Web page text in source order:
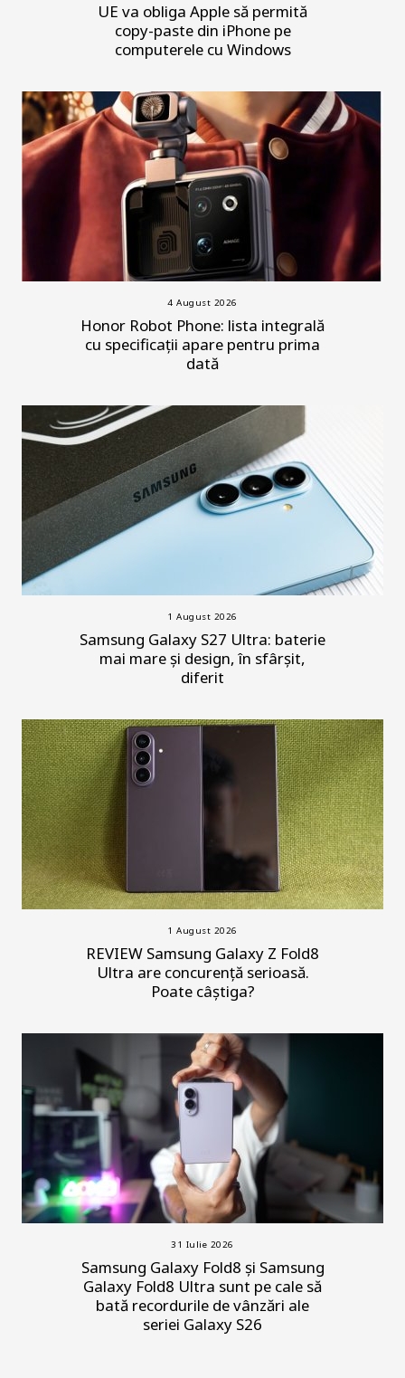
UE va obliga Apple să permită
copy-paste din iPhone pe
computerele cu Windows
4 August 2026
Honor Robot Phone: lista integrală
cu specificații apare pentru prima
dată
1 August 2026
Samsung Galaxy S27 Ultra: baterie
mai mare și design, în sfârșit,
diferit
1 August 2026
REVIEW Samsung Galaxy Z Fold8
Ultra are concurență serioasă.
Poate câștiga?
31 Iulie 2026
Samsung Galaxy Fold8 și Samsung
Galaxy Fold8 Ultra sunt pe cale să
bată recordurile de vânzări ale
seriei Galaxy S26